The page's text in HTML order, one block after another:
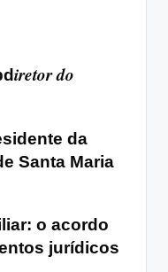
iretor do
da
Santa Maria
o acordo
jurídicos